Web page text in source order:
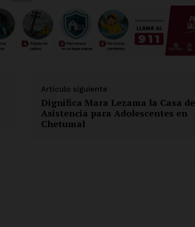
Artículo siguiente
Dignifica Mara Lezama la Casa de
Asistencia para Adolescentes en
Chetumal